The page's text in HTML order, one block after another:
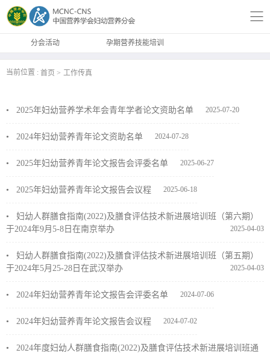
分会活动 孕期营养技能培训
当前位置 : 首页 工作传真
• 2025年妇幼营养学术年会青年学者论文资助名单 2025-07-20
• 2024年妇幼营养青年论文资助名单 2024-07-28
• 2025年妇幼营养青年论文报告会评委名单 2025-06-27
• 2025年妇幼营养青年论文报告会议程 2025-06-18
• 妇幼人群膳食指南(2022)及膳食评估技术新进展培训班（第六期）
于2024年9月5-8日在南京举办
2025-04-03
• 妇幼人群膳食指南(2022)及膳食评估技术新进展培训班（第五期）
于2024年5月25-28日在武汉举办
2025-04-03
• 2024年妇幼营养青年论文报告会评委名单 2024-07-06
• 2024年妇幼营养青年论文报告会议程 2024-07-02
• 2024年度妇幼人群膳食指南(2022)及膳食评估技术新进展培训班通